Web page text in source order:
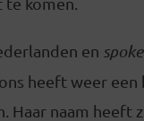
en
heeft weer een
Haar naam heeft